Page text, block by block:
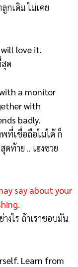
กเดิม ไม่เคย
love it.
ด
a monitor
with
badly.
ที่เชื่อถือไม่ได้ ก็
ท้าย .. เฮงซวย
say about your
งไร ถ้าเราชอบมัน
Learn from